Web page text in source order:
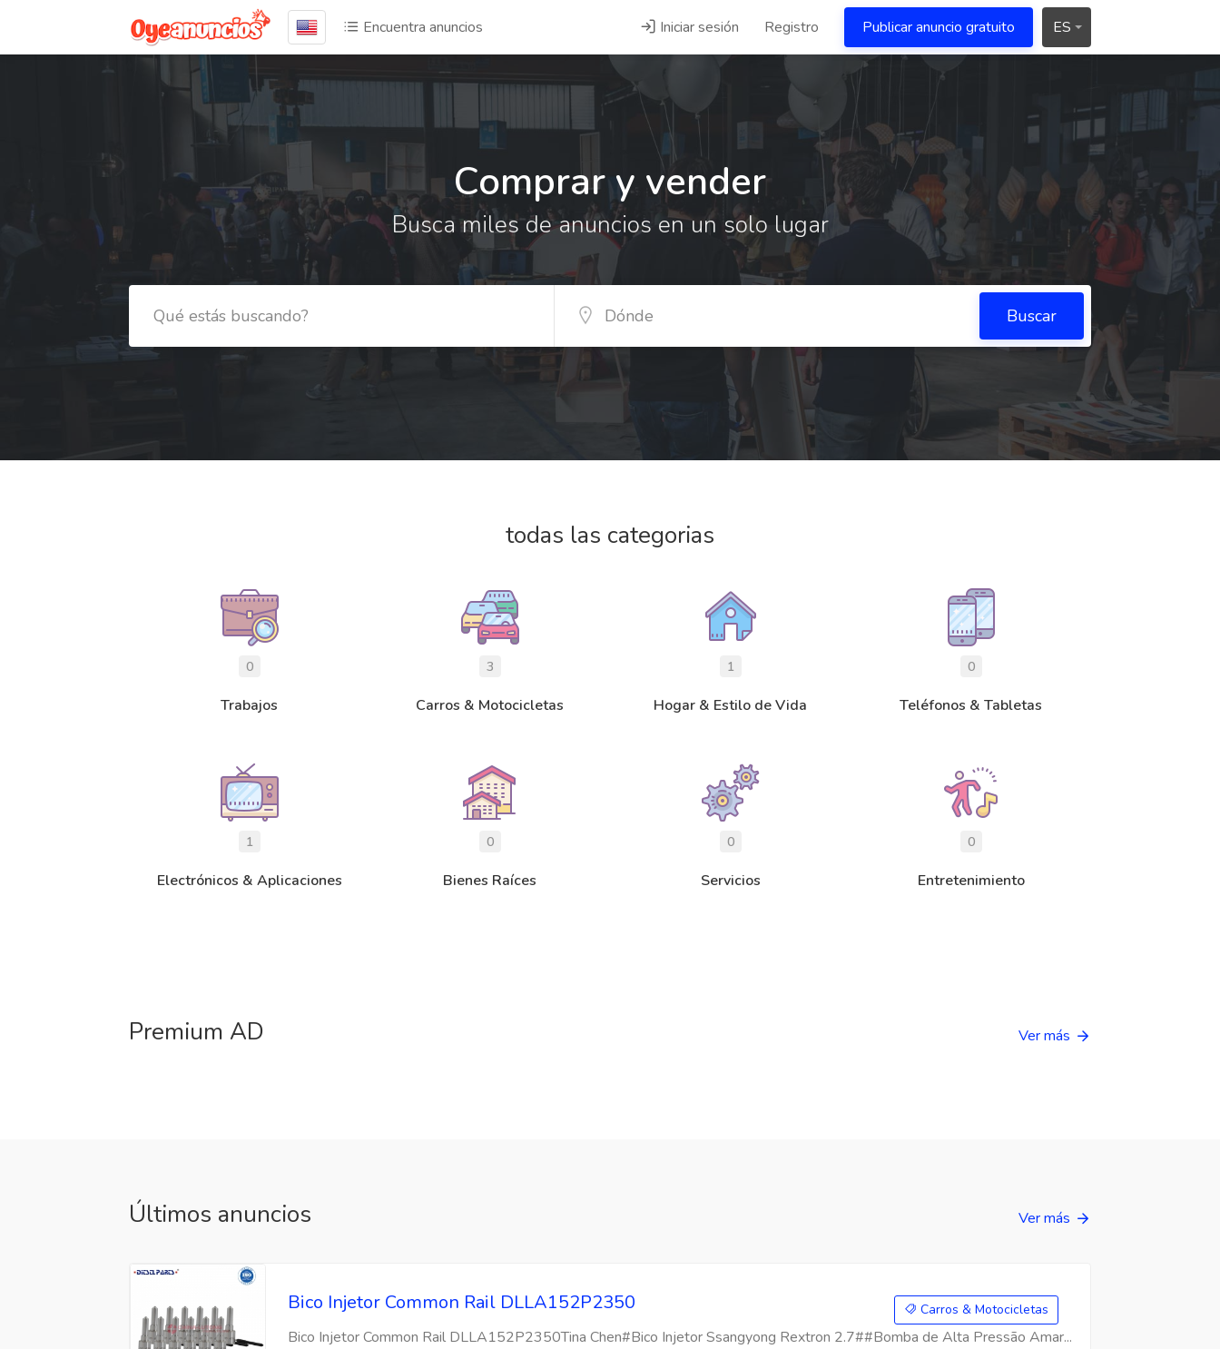
Encuentra anuncios Iniciar sesión Registro Publicar anuncio gratuito ES
Comprar y vender
Busca miles de anuncios en un solo lugar
Buscar
todas las categorias
0
Trabajos
3
Carros & Motocicletas
1
Hogar & Estilo de Vida
0
Teléfonos & Tabletas
1
Electrónicos & Aplicaciones
0
Bienes Raíces
0
Servicios
0
Entretenimiento
Premium AD Ver más
Últimos anuncios Ver más
Bico Injetor Common Rail DLLA152P2350 Carros & Motocicletas
Bico Injetor Common Rail DLLA152P2350Tina Chen#Bico Injetor Ssangyong Rextron 2.7##Bomba de Alta Pressão Amar...